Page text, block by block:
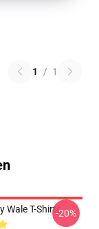
1 / 1
Wale T-Shirts-20%